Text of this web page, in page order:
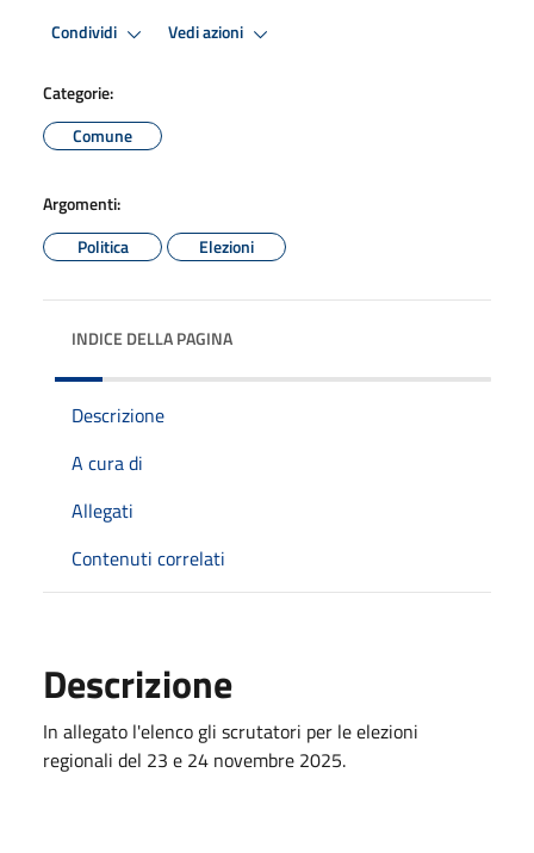
Condividi Vedi azioni
Categorie:
Comune
Argomenti:
Politica
Elezioni
INDICE DELLA PAGINA
Descrizione
A cura di
Allegati
Contenuti correlati
Descrizione
In allegato l'elenco gli scrutatori per le elezioni
regionali del 23 e 24 novembre 2025.